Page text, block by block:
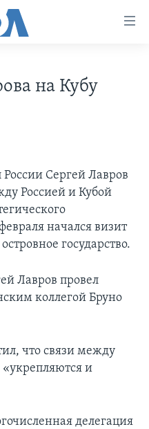
на Кубу
Сергей Лавров
Россией и Кубой
начался визит
государство.
Лавров провел
коллегой Бруно
что связи между
и
делегация